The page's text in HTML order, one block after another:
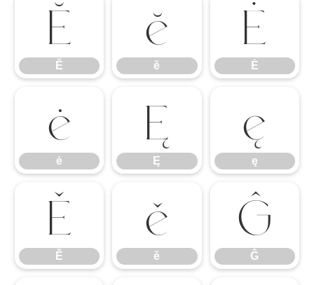
Ĕ
Ĕ
ĕ
ĕ
Ė
Ė
ė
ė
Ę
Ę
ę
ę
Ě
Ě
ě
ě
Ĝ
Ĝ